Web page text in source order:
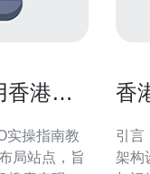
香港站
实操指南教
局站点，旨
香
引言
架构